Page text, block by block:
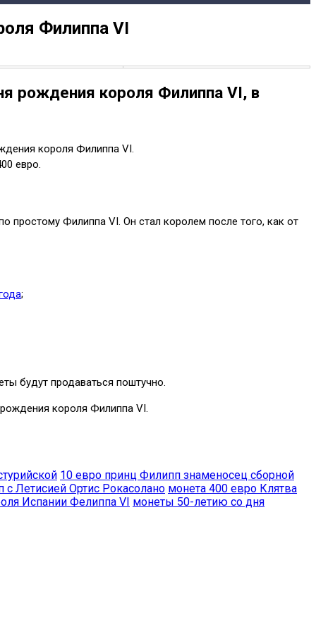
Филиппа VI
рождения короля Филиппа VI, в
короля Филиппа VI.
евро.
Филиппа VI. Он стал королем после того, как от
;
будут продаваться поштучно.
короля Филиппа VI.
10 евро принц Филипп знаменосец сборной
Летисией Ортис Рокасолано монета 400 евро Клятва
Испании Фелиппа VI монеты 50-летию со дня